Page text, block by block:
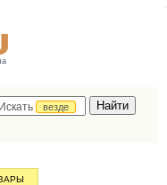
Искать
везде